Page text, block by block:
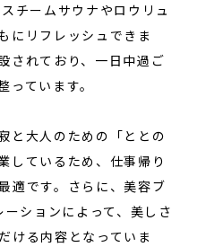
（9:30～20:00）
サウナ予約
チームサウナやロウリュ
にリフレッシュできま
されており、一日中過ご
っています。
と大人のための「ととの
しているため、仕事帰り
適です。さらに、美容ブ
ションによって、美しさ
ける内容となっていま